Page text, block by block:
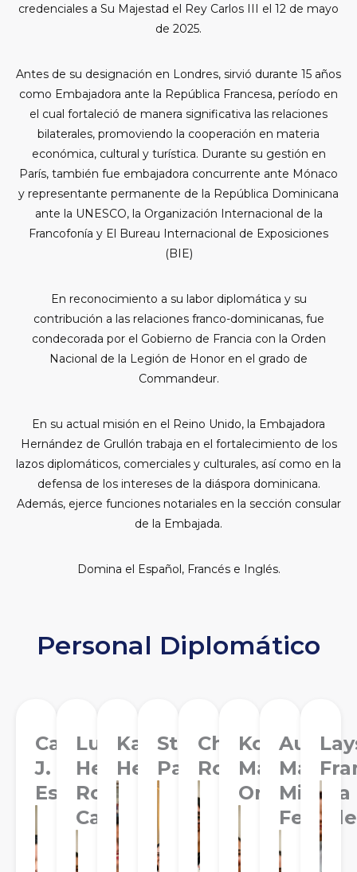
credenciales a Su Majestad el Rey Carlos III el 12 de mayo
de 2025.
Antes de su designación en Londres, sirvió durante 15 años
como Embajadora ante la República Francesa, período en
el cual fortaleció de manera significativa las relaciones
bilaterales, promoviendo la cooperación en materia
económica, cultural y turística. Durante su gestión en
París, también fue embajadora concurrente ante Mónaco
y representante permanente de la República Dominicana
ante la UNESCO, la Organización Internacional de la
Francofonía y El Bureau Internacional de Exposiciones
(BIE)
En reconocimiento a su labor diplomática y su
contribución a las relaciones franco-dominicanas, fue
condecorada por el Gobierno de Francia con la Orden
Nacional de la Legión de Honor en el grado de
Commandeur.
En su actual misión en el Reino Unido, la Embajadora
Hernández de Grullón trabaja en el fortalecimiento de los
lazos diplomáticos, comerciales y culturales, así como en la
defensa de los intereses de la diáspora dominicana.
Además, ejerce funciones notariales en la sección consular
de la Embajada.
Domina el Español, Francés e Inglés.
Personal Diplomático
Carlos
J.
Espaillat
Luis
Hernán
Rosado
Cadena
Karen
Hernández
Stephanie
Payano
Chabell
Rodríguez
Koral
Matos
Ortiz
Aura
María
Minaya